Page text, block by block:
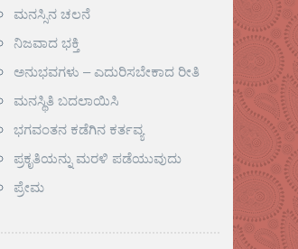
ಮನಸ್ಸಿನ ಚಲನೆ
ನಿಜವಾದ ಭಕ್ತಿ
ಅನುಭವಗಳು – ಎದುರಿಸಬೇಕಾದ ರೀತಿ
ಮನಸ್ಥಿತಿ ಬದಲಾಯಿಸಿ
ಭಗವಂತನ ಕಡೆಗಿನ ಕರ್ತವ್ಯ
ಪ್ರಕೃತಿಯನ್ನು ಮರಳಿ ಪಡೆಯುವುದು
ಪ್ರೇಮ